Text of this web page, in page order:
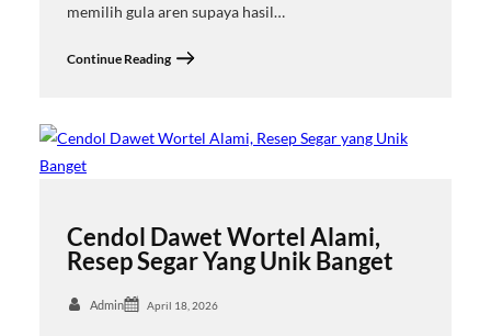
memilih gula aren supaya hasil…
Continue Reading
Cendol Dawet Wortel Alami,
Resep Segar Yang Unik Banget
Admin April 18, 2026